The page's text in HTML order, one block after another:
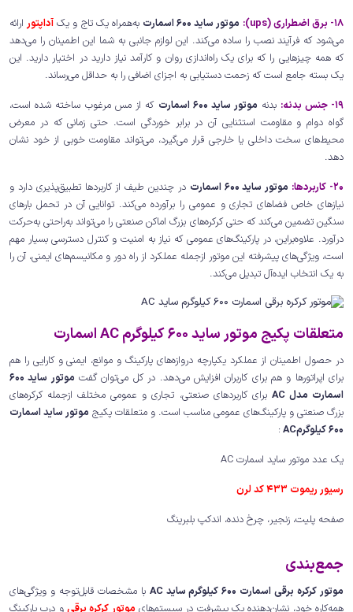
18- برق اضطراری (ups):
موتور ساید 600 اسمارت به‌همراه یک تاج و یک آداپتور ارائه
می‌شود که فرآیند نصب را ساده می‌کند. این لوازم جانبی به شما این اطمینان را می‌دهد
که همه چیزهایی را که برای یک راه‌اندازی روان و کارآمد نیاز دارید در اختیار دارید. این
یک بسته جامع است که زحمت دستیابی به اجزای اضافی را به حداقل می‌رساند.
19- جنس بدنه:
بدنه موتور ساید 600 اسمارت
که از مس مرغوب ساخته شده است،
گواه دوام و مقاومت استثنایی آن در برابر خوردگی است. حتی زمانی که در معرض
محیط‌های سخت داخلی یا خارجی قرار می‌گیرد، می‌تواند مقاومت خوبی از خود نشان
دهد.
20- کاربردها:
موتور ساید 600 اسمارت
در چندین طیف از کاربردها تطبیق‌پذیری دارد و
نیازهای خاص فضاهای تجاری و عمومی را برآورده می‌کند. توانایی آن در تحمل بارهای
سنگین تضمین می‌کند که حتی کرکره‌های بزرگ اماکن صنعتی را می‌تواند به‌راحتی به‌حرکت
درآورد. علاوه‌براین، در پارکینگ‌های عمومی که نیاز به امنیت و کنترل دسترسی بسیار مهم
است، ویژگی‌های پیشرفته این موتور ازجمله عملکرد از راه دور و مکانیسم‌های ایمنی، آن را
به یک انتخاب ایده‌آل تبدیل می‌کند.
متعلقات پکیج موتور ساید 600 کیلوگرم AC اسمارت
در حصول اطمینان از عملکرد یکپارچه دروازه‌های پارکینگ و موانع، ایمنی و کارایی را هم
برای اپراتورها و هم برای کاربران افزایش می‌دهد. در کل می‌توان گفت
موتور ساید 600
اسمارت مدل AC
برای کاربردهای صنعتی، تجاری و عمومی مختلف ازجمله کرکره‌های
بزرگ صنعتی و پارکینگ‌های عمومی مناسب است. و متعلقات پکیج موتور ساید اسمارت
600 کیلوگرمAC
:
یک عدد موتور ساید اسمارت AC
رسیور ریموت 433 کد لرن
صفحه پلیت، زنجیر، چرخ دنده، اندکپ بلبرینگ
جمع‌بندی
موتور کرکره برقی اسمارت 600 کیلوگرم ساید AC
با مشخصات قابل‌توجه و ویژگی‌های
همه‌کاره خود، نشان‌دهنده یک پیشرفت در سیستم‌های موتور کرکره برقی و درب پارکینگ